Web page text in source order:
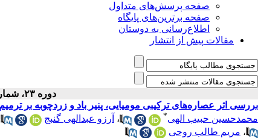
صفحه پرسش‌های متداول
صفحه برترین‌های پایگاه
اطلاع‌رسانی به دوستان
مقالات پیش از انتشار
دوره ۲۳، شماره ۳ - ( ۵-۱۴۰۰ )
بررسی اثر عصاره‌های ترکیبی مومیایی، پنیر باد و زردچوبه بر
محمدحسین حبیب الهی* ، آرزو عبدالهی گنبج
، مریم طالب روحی